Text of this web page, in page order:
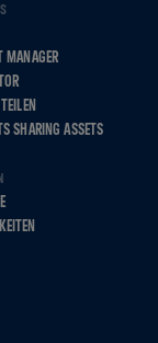
MANAGER
SHARING ASSETS